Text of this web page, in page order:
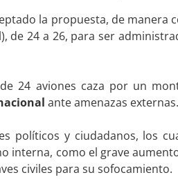
la propuesta, de manera
de 24 a 26, para ser
24 aviones caza por un
ante amenazas externas.
políticos y ciudadanos, los
interna, como el grave
civiles para su sofocamiento.